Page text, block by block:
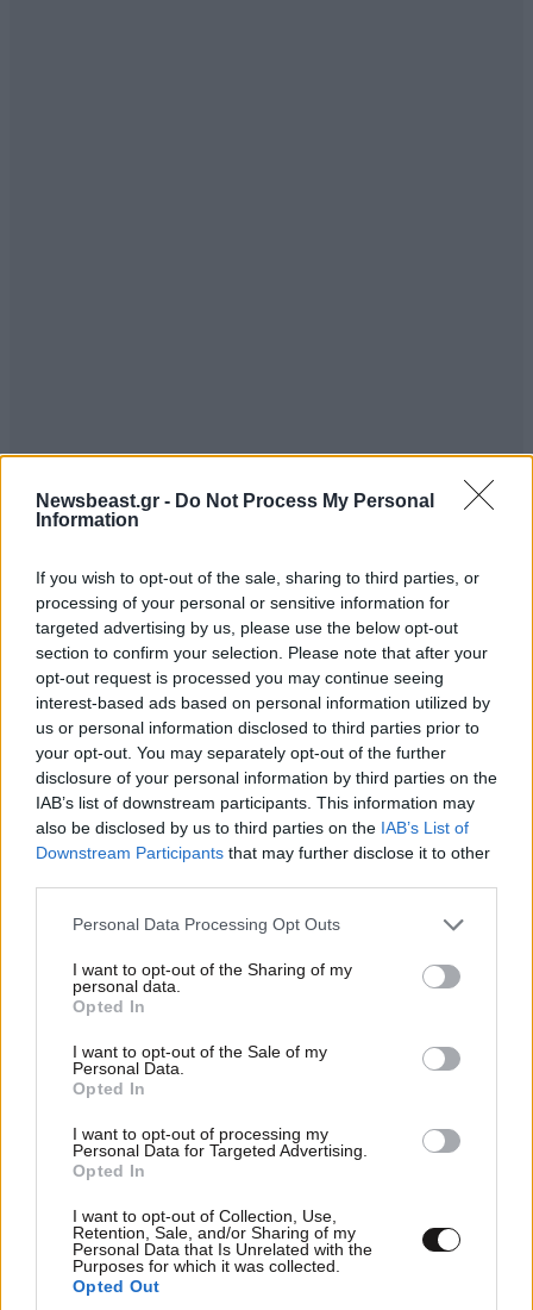
Newsbeast.gr - Do Not Process My Personal
Information
If you wish to opt-out of the sale, sharing to third parties, or
processing of your personal or sensitive information for
targeted advertising by us, please use the below opt-out
section to confirm your selection. Please note that after your
opt-out request is processed you may continue seeing
interest-based ads based on personal information utilized by
us or personal information disclosed to third parties prior to
your opt-out. You may separately opt-out of the further
disclosure of your personal information by third parties on the
IAB’s list of downstream participants. This information may
also be disclosed by us to third parties on the IAB’s List of
Downstream Participants that may further disclose it to other
Please note that this website/app uses one or more Google
not limited to your visit or usage behaviour. You may click to
grant or deny consent to Google and its third-party tags to
use your data for below specified purposes in below Google
consent section.
Personal Data Processing Opt Outs
I want to opt-out of the Sharing of my
personal data.
Opted In
I want to opt-out of the Sale of my
Personal Data.
Opted In
I want to opt-out of processing my
Personal Data for Targeted Advertising.
Opted In
I want to opt-out of Collection, Use,
Retention, Sale, and/or Sharing of my
Personal Data that Is Unrelated with the
Purposes for which it was collected.
Opted Out
Στο Α’ Νεκροταφείο το μνημόσυνο για τη Λένα
Σαμαρά – Συγγενείς και φίλοι στο πλευρό της
οικογένειας